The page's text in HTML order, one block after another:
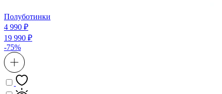
Полуботинки
4 990 ₽
19 990 ₽
-75%